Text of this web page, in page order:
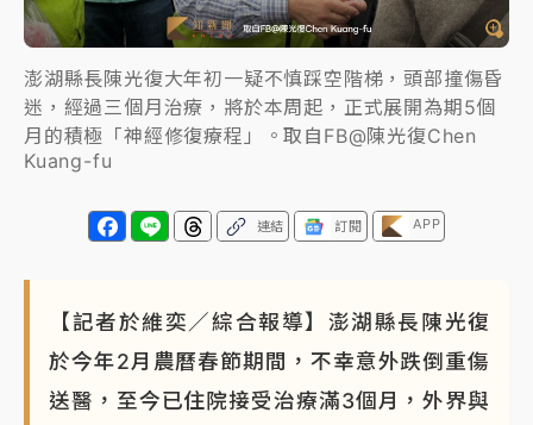
台東農業處長涉圖利渡假村！東檢抗告成功 今重開羈
父親節泡湯了！中颱白海豚雨彈轟3天 「紅到發紫」降
雨熱區曝
澎湖縣長陳光復大年初一疑不慎踩空階梯，頭部撞傷昏
迷，經過三個月治療，將於本周起，正式展開為期5個
月的積極「神經修復療程」。取自FB@陳光復Chen
Kuang-fu
連結 訂閱 APP
【記者於維奕／綜合報導】澎湖縣長陳光復
於今年2月農曆春節期間，不幸意外跌倒重傷
送醫，至今已住院接受治療滿3個月，外界與